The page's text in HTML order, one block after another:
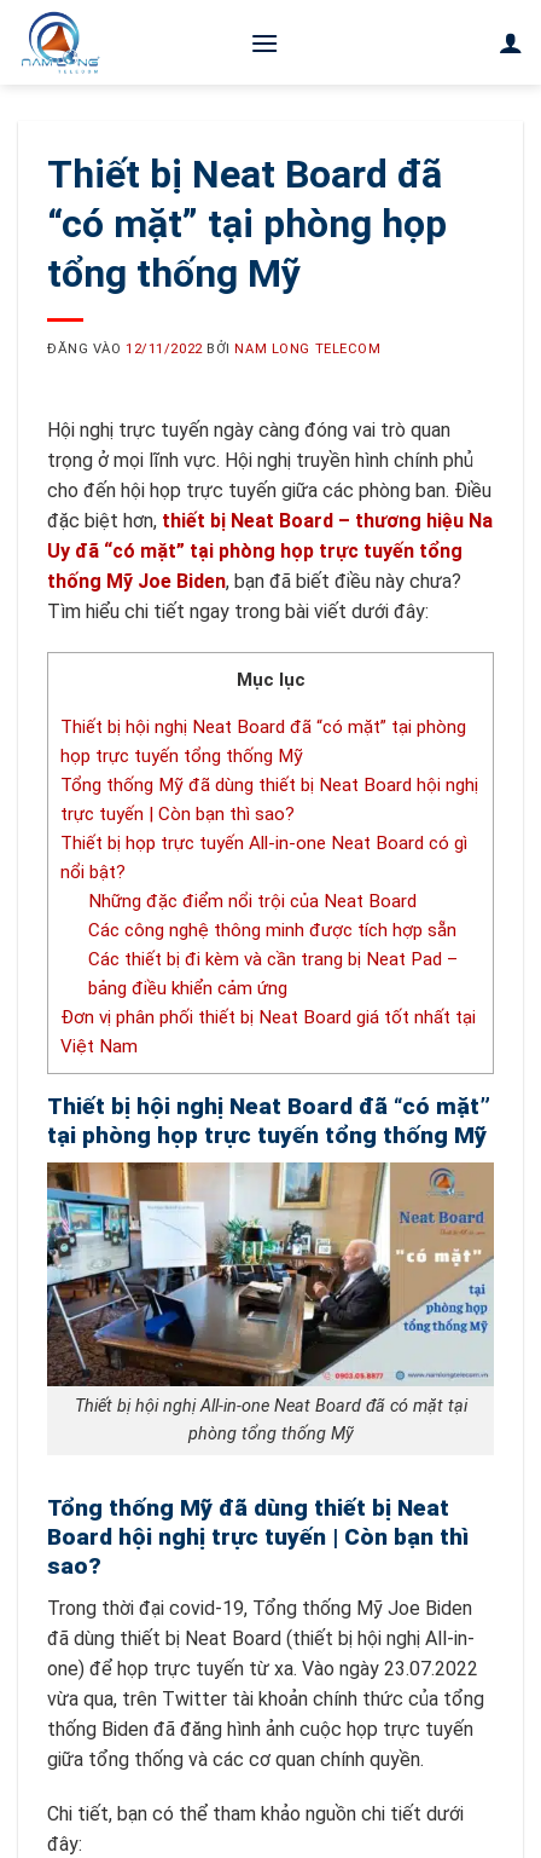
nội
Thiết bị Neat Board đã
“có mặt” tại phòng họp
tổng thống Mỹ
ĐĂNG VÀO12/11/2022 BỞINAM LONG TELECOM
Hội nghị trực tuyến ngày càng đóng vai trò quan
trọng ở mọi lĩnh vực. Hội nghị truyền hình chính phủ
cho đến hội họp trực tuyến giữa các phòng ban. Điều
đặc biệt hơn, thiết bị Neat Board – thương hiệu Na
Uy đã “có mặt” tại phòng họp trực tuyến tổng
thống Mỹ Joe Biden, bạn đã biết điều này chưa?
Tìm hiểu chi tiết ngay trong bài viết dưới đây:
Mục lục
Thiết bị hội nghị Neat Board đã “có mặt” tại phòng
họp trực tuyến tổng thống Mỹ
Tổng thống Mỹ đã dùng thiết bị Neat Board hội nghị
trực tuyến | Còn bạn thì sao?
Thiết bị họp trực tuyến All-in-one Neat Board có gì
nổi bật?
Những đặc điểm nổi trội của Neat Board
Các công nghệ thông minh được tích hợp sẵn
Các thiết bị đi kèm và cần trang bị Neat Pad –
bảng điều khiển cảm ứng
Đơn vị phân phối thiết bị Neat Board giá tốt nhất tại
Việt Nam
Thiết bị hội nghị Neat Board đã “có mặt”
tại phòng họp trực tuyến tổng thống Mỹ
Thiết bị hội nghị All-in-one Neat Board đã có mặt tại
phòng tổng thống Mỹ
Tổng thống Mỹ đã dùng thiết bị Neat
Board hội nghị trực tuyến | Còn bạn thì
sao?
Trong thời đại covid-19, Tổng thống Mỹ Joe Biden
đã dùng thiết bị Neat Board (thiết bị hội nghị All-in-
one) để họp trực tuyến từ xa. Vào ngày 23.07.2022
vừa qua, trên Twitter tài khoản chính thức của tổng
thống Biden đã đăng hình ảnh cuộc họp trực tuyến
giữa tổng thống và các cơ quan chính quyền.
Chi tiết, bạn có thể tham khảo nguồn chi tiết dưới
đây: